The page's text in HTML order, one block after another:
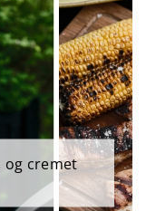
og cremet